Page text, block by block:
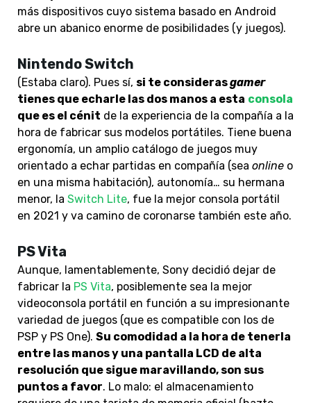
más dispositivos cuyo sistema basado en Android
abre un abanico enorme de posibilidades (y juegos).
Nintendo Switch
(Estaba claro). Pues sí, si te considerasgamer
tienes que echarle las dos manos a esta consola
que es el cénit de la experiencia de la compañía a la
hora de fabricar sus modelos portátiles. Tiene buena
ergonomía, un amplio catálogo de juegos muy
orientado a echar partidas en compañía (sea online o
en una misma habitación), autonomía… su hermana
menor, la Switch Lite, fue la mejor consola portátil
en 2021 y va camino de coronarse también este año.
PS Vita
Aunque, lamentablemente, Sony decidió dejar de
fabricar la PS Vita, posiblemente sea la mejor
videoconsola portátil en función a su impresionante
variedad de juegos (que es compatible con los de
PSP y PS One). Su comodidad a la hora de tenerla
entre las manos y una pantalla LCD de alta
resolución que sigue maravillando, son sus
puntos a favor. Lo malo: el almacenamiento